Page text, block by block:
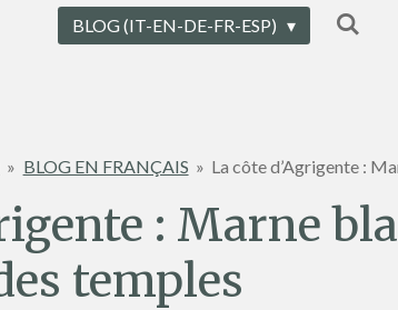
BLOG (IT-EN-DE-FR-ESP)
» BLOG EN FRANÇAIS » La côte d’Agrigente :
: Marne
temples